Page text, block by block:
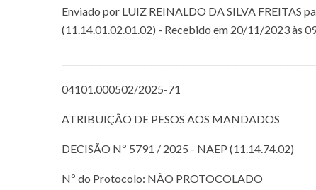
Enviado por LUIZ REINALDO DA SILVA FREITAS
(11.14.01.02.01.02) - Recebido em 20/11/2023 às
04101.000502/2025-71
ATRIBUIÇÃO DE PESOS AOS MANDADOS
DECISÃO Nº 5791 / 2025 - NAEP (11.14.74.02)
Nº do Protocolo: NÃO PROTOCOLADO